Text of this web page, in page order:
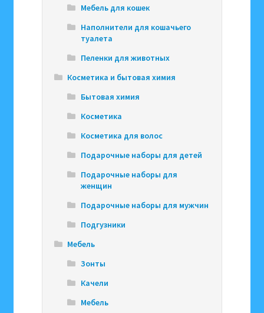
Мебель для кошек
Наполнители для кошачьего
туалета
Пеленки для животных
Косметика и бытовая химия
Бытовая химия
Косметика
Косметика для волос
Подарочные наборы для детей
Подарочные наборы для
женщин
Подарочные наборы для мужчин
Подгузники
Мебель
Зонты
Качели
Мебель